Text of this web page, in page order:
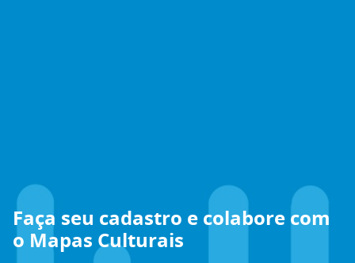
Faça seu cadastro e colabore com
o Mapas Culturais